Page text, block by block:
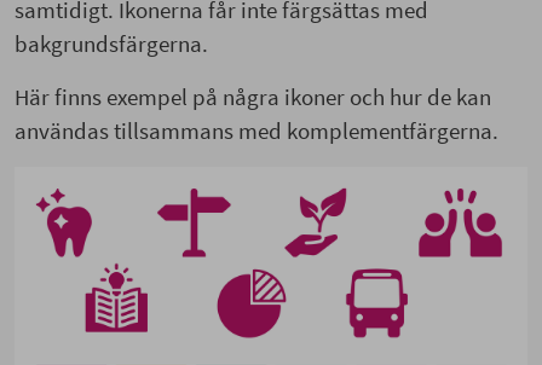
samtidigt. Ikonerna får inte färgsättas med
bakgrundsfärgerna.
Här finns exempel på några ikoner och hur de kan
användas tillsammans med komplementfärgerna.